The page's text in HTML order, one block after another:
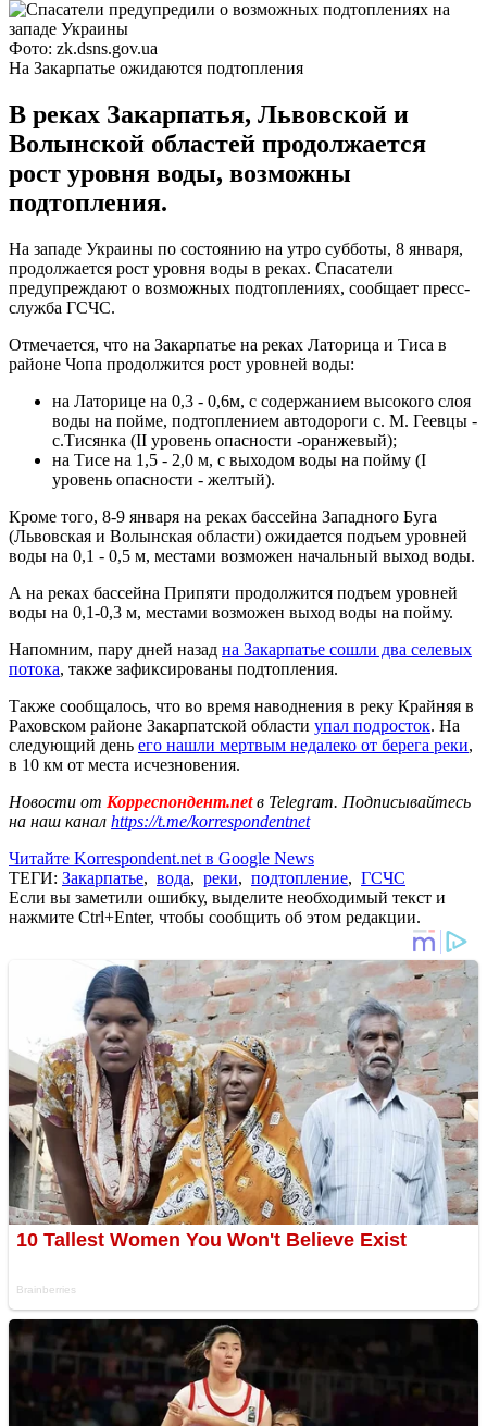
Фото: zk.dsns.gov.ua
На Закарпатье ожидаются подтопления
В реках Закарпатья, Львовской и
Волынской областей продолжается
рост уровня воды, возможны
подтопления.
На западе Украины по состоянию на утро субботы, 8 января,
продолжается рост уровня воды в реках. Спасатели
предупреждают о возможных подтоплениях, сообщает пресс-
служба ГСЧС.
Отмечается, что на Закарпатье на реках Латорица и Тиса в
районе Чопа продолжится рост уровней воды:
на Латорице на 0,3 - 0,6м, с содержанием высокого слоя
воды на пойме, подтоплением автодороги с. М. Геевцы -
с.Тисянка (II уровень опасности -оранжевый);
на Тисе на 1,5 - 2,0 м, с выходом воды на пойму (I
уровень опасности - желтый).
Кроме того, 8-9 января на реках бассейна Западного Буга
(Львовская и Волынская области) ожидается подъем уровней
воды на 0,1 - 0,5 м, местами возможен начальный выход воды.
А на реках бассейна Припяти продолжится подъем уровней
воды на 0,1-0,3 м, местами возможен выход воды на пойму.
Напомним, пару дней назад на Закарпатье сошли два селевых
потока, также зафиксированы подтопления.
Также сообщалось, что во время наводнения в реку Крайняя в
Раховском районе Закарпатской области упал подросток. На
следующий день его нашли мертвым недалеко от берега реки,
в 10 км от места исчезновения.
Новости от Корреспондент.netв Telegram. Подписывайтесь
на наш канал https://t.me/korrespondentnet
Читайте Korrespondent.net в Google News
ТЕГИ: Закарпатье, вода, реки, подтопление, ГСЧС
Если вы заметили ошибку, выделите необходимый текст и
нажмите Ctrl+Enter, чтобы сообщить об этом редакции.